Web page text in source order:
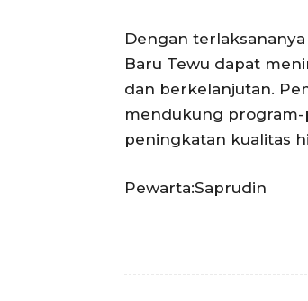
Dengan
Baru Tewu dapat
dan berkelanjutan.
mendukung program-
peningkatan kualitas
Pewarta:Saprudin